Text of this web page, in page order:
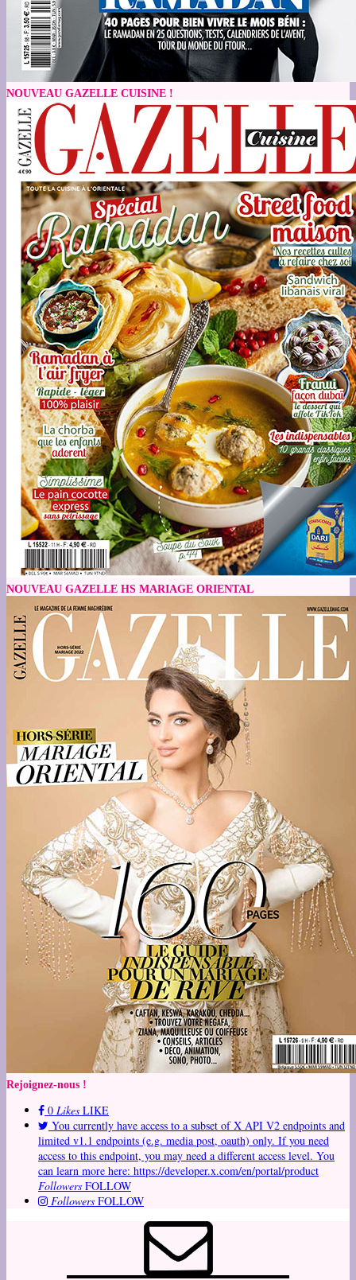
NOUVEAU GAZELLE CUISINE !
NOUVEAU GAZELLE HS MARIAGE ORIENTAL
Rejoignez-nous !
0 Likes LIKE
You currently have access to a subset of X API V2 endpoints and
limited v1.1 endpoints (e.g. media post, oauth) only. If you need
access to this endpoint, you may need a different access level. You
can learn more here: https://developer.x.com/en/portal/product
Followers FOLLOW
Followers FOLLOW